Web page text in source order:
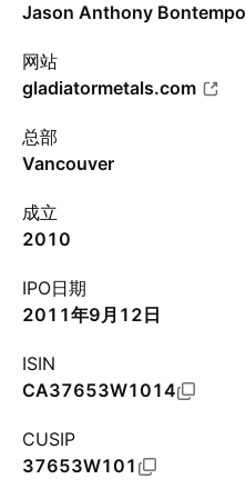
Jason Anthony Bontempo
网站
gladiatormetals.com
总部
Vancouver
成立
2010
IPO日期
2011年9月12日
ISIN
CA37653W1014
CUSIP
37653W101